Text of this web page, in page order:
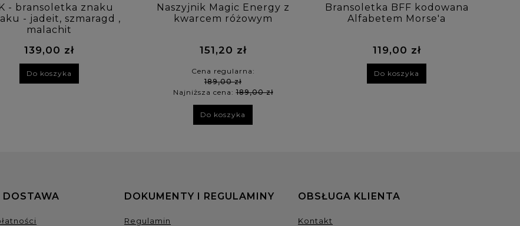
- bransoletka znaku
- jadeit, szmaragd ,
malachit
139,00 zł
Do koszyka
Naszyjnik Magic Energy z
kwarcem różowym
151,20 zł
Cena regularna:
189,00 zł
Najniższa cena:189,00 zł
Do koszyka
Bransoletka BFF kodowana
Alfabetem Morse'a
119,00 zł
Do koszyka
DOSTAWA DOKUMENTY I REGULAMINY
Regulamin
OBSŁUGA KLIENTA
Kontakt